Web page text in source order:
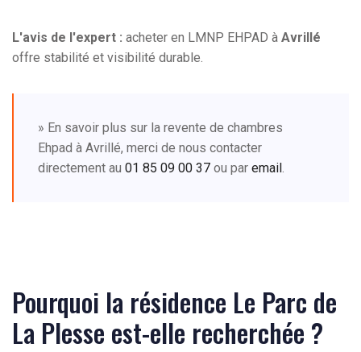
L'avis de l'expert : acheter en LMNP EHPAD à Avrillé
offre stabilité et visibilité durable.
» En savoir plus sur la revente de chambres
Ehpad à Avrillé, merci de nous contacter
directement au 01 85 09 00 37 ou par email
Pourquoi la résidence Le Parc de
La Plesse est-elle recherchée ?